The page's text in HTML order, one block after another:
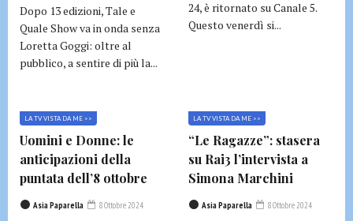
Dopo 13 edizioni, Tale e
Quale Show va in onda senza
Loretta Goggi: oltre al
pubblico, a sentire di più la...
24, è ritornato su Canale 5.
Questo venerdì si...
LA TV VISTA DA ME >>
Uomini e Donne: le
anticipazioni della
puntata dell’8 ottobre
Asia Paparella 8 Ottobre 2024
LA TV VISTA DA ME >>
“Le Ragazze”: stasera
su Rai3 l’intervista a
Simona Marchini
Asia Paparella 8 Ottobre 2024